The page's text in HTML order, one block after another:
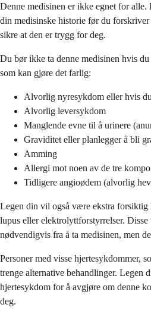
Denne medisinen er ikke egnet for
din medisinske historie før du
sikre at den er trygg for deg.
Du bør ikke ta denne medisinen hvis
som kan gjøre det farlig:
Alvorlig nyresykdom eller hvis
Alvorlig leversykdom
Manglende evne til å urinere
Graviditet eller planlegger å bli
Amming
Allergi mot noen av de tre
Tidligere angioødem (alvorlig
Legen din vil også være ekstra forsiktig
lupus eller elektrolyttforstyrrelser.
nødvendigvis fra å ta medisinen, men
Personer med visse hjertesykdommer,
trenge alternative behandlinger. Legen
hjertesykdom for å avgjøre om denne
deg.